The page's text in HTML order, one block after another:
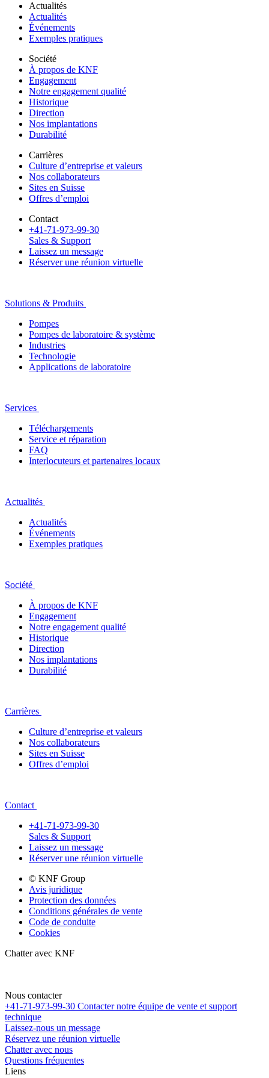
Actualités
Actualités
Événements
Exemples pratiques
Société
À propos de KNF
Engagement
Notre engagement qualité
Historique
Direction
Nos implantations
Durabilité
Carrières
Culture d’entreprise et valeurs
Nos collaborateurs
Sites en Suisse
Offres d’emploi
Contact
+41-71-973-99-30
Sales & Support
Laissez un message
Réserver une réunion virtuelle
Solutions & Produits
Pompes
Pompes de laboratoire & système
Industries
Technologie
Applications de laboratoire
Services
Téléchargements
Service et réparation
FAQ
Interlocuteurs et partenaires locaux
Actualités
Actualités
Événements
Exemples pratiques
Société
À propos de KNF
Engagement
Notre engagement qualité
Historique
Direction
Nos implantations
Durabilité
Carrières
Culture d’entreprise et valeurs
Nos collaborateurs
Sites en Suisse
Offres d’emploi
Contact
+41-71-973-99-30
Sales & Support
Laissez un message
Réserver une réunion virtuelle
© KNF Group
Avis juridique
Protection des données
Conditions générales de vente
Code de conduite
Cookies
Chatter avec KNF
Nous contacter
+41-71-973-99-30 Contacter notre équipe de vente et support
technique
Laissez-nous un message
Réservez une réunion virtuelle
Chatter avec nous
Questions fréquentes
Liens